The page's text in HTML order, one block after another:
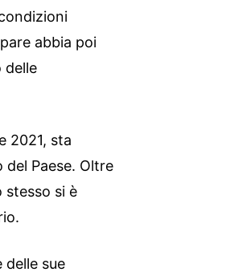
abbia poi
delle
2021, sta
Paese. Oltre
stesso si è
delle sue